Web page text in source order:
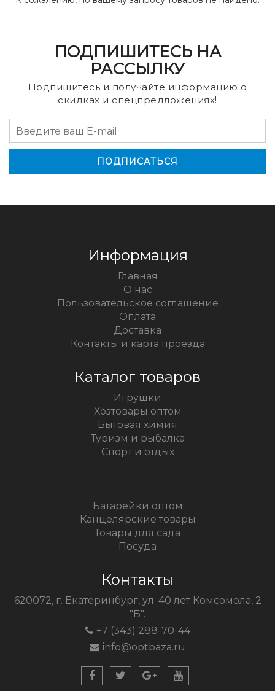
ПОДПИШИТЕСЬ НА
РАССЫЛКУ
Подпишитесь и получайте информацию о
скидках и спецпредложениях!
Информация
Главная
О нас
Пользовательское соглашение
Оплата
Доставка
Контакты и карта проезда
Каталог товаров
Игрушки
Хозтовары оптом
Бытовая химия
Туризм и рыбалка
Спорт и отдых
Батарейки оптом
Канцелярские товары
Товары для сада
Посуда
Контакты
620072, г. Екатеринбург, ул. 40 лет Комсомола, 2
"Б".
+7 (343) 288-70-44
info@optbaza.ru